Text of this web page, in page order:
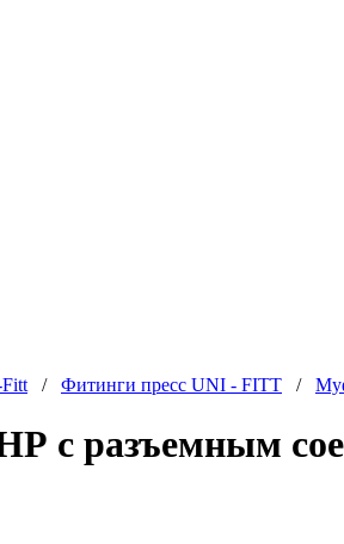
/ Фитинги пресс UNI - FITT /
с разъемным